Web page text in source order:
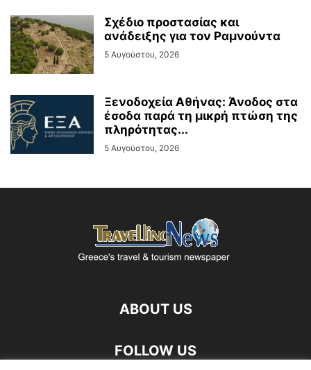
Σχέδιο προστασίας και
ανάδειξης για τον Ραμνούντα
5 Αυγούστου, 2026
Ξενοδοχεία Αθήνας: Άνοδος στα
έσοδα παρά τη μικρή πτώση της
πληρότητας...
5 Αυγούστου, 2026
ABOUT US
FOLLOW US